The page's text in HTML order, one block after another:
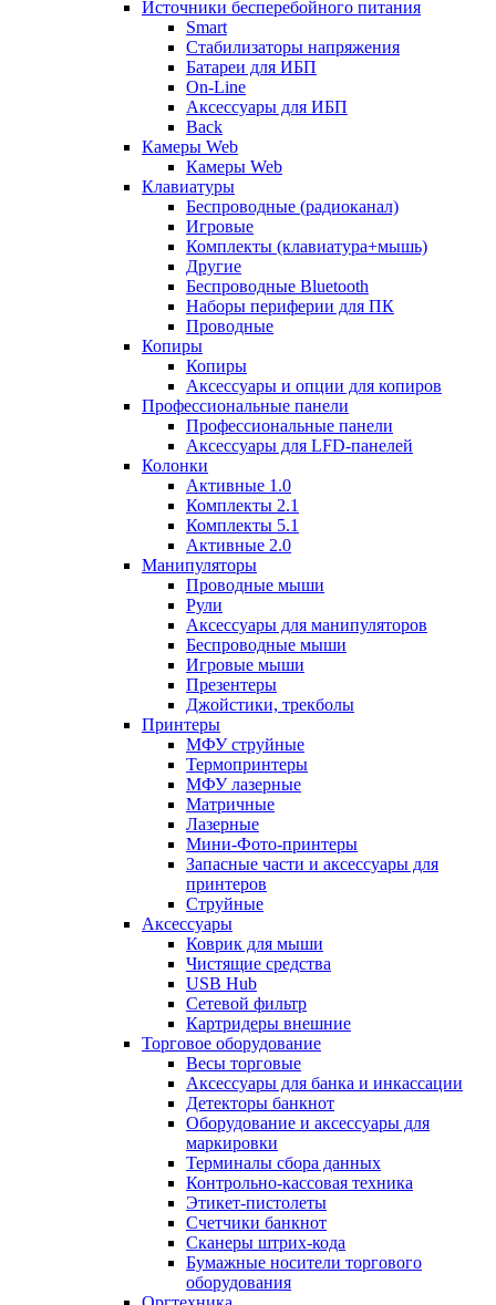
Источники бесперебойного питания
Smart
Стабилизаторы напряжения
Батареи для ИБП
On-Line
Аксессуары для ИБП
Back
Камеры Web
Камеры Web
Клавиатуры
Беспроводные (радиоканал)
Игровые
Комплекты (клавиатура+мышь)
Другие
Беспроводные Bluetooth
Наборы периферии для ПК
Проводные
Копиры
Копиры
Аксессуары и опции для копиров
Профессиональные панели
Профессиональные панели
Аксессуары для LFD-панелей
Колонки
Активные 1.0
Комплекты 2.1
Комплекты 5.1
Активные 2.0
Манипуляторы
Проводные мыши
Рули
Аксессуары для манипуляторов
Беспроводные мыши
Игровые мыши
Презентеры
Джойстики, трекболы
Принтеры
МФУ струйные
Термопринтеры
МФУ лазерные
Матричные
Лазерные
Мини-Фото-принтеры
Запасные части и аксессуары для
принтеров
Струйные
Аксессуары
Коврик для мыши
Чистящие средства
USB Hub
Сетевой фильтр
Картридеры внешние
Торговое оборудование
Весы торговые
Аксессуары для банка и инкассации
Детекторы банкнот
Оборудование и аксессуары для
маркировки
Терминалы сбора данных
Контрольно-кассовая техника
Этикет-пистолеты
Счетчики банкнот
Сканеры штрих-кода
Бумажные носители торгового
оборудования